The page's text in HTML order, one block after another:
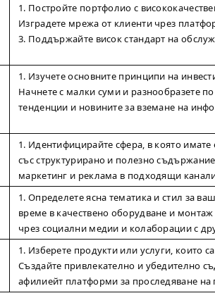
1. Постройте портфолио с
Изградете мрежа от клиенти чрез
3. Поддържайте висок стандарт на
1. Изучете основните принципи на
Начнете с малки суми и разнообразете
тенденции и новините за вземане на
1. Идентифицирайте сфера, в която
със структурирано и полезно
маркетинг и реклама в подходящи
1. Определете ясна тематика и стил за
време в качествено оборудване и
чрез социални медии и колаборации с
1. Изберете продукти или услуги, които
Създайте привлекателно и убедително
афилиейт платформи за проследяване